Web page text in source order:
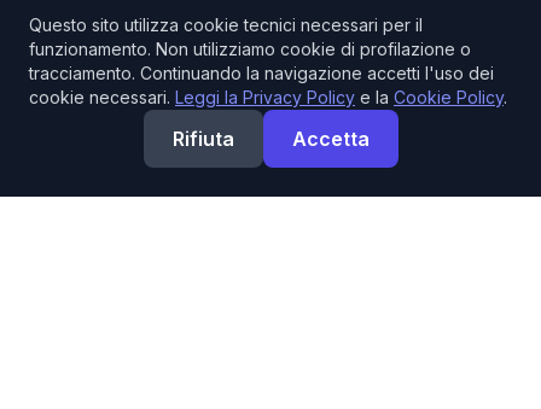
Questo sito utilizza cookie tecnici necessari per il
funzionamento. Non utilizziamo cookie di profilazione o
tracciamento. Continuando la navigazione accetti l'uso dei
cookie necessari. Leggi la Privacy Policy e la Cookie Policy.
Rifiuta Accetta